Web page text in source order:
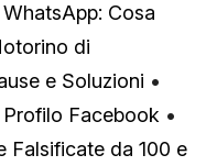
Cosa
di
e Soluzioni •
Facebook •
Falsificate da 100 e